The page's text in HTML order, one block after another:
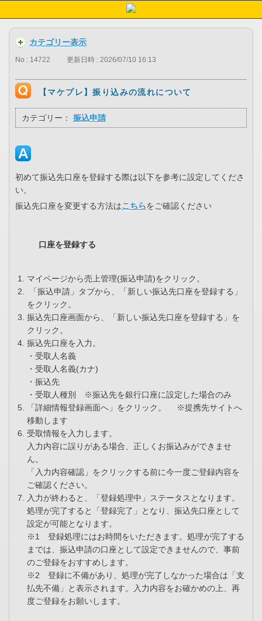
カテゴリー表示
No : 14722 更新日時 : 2026/07/10 16:13
【マケプレ】振り込みの流れについて
カテゴリー： 振込申請
初めて振込先口座を登録する際は以下を参考に設定してくださ
い。
振込先口座を変更する方法はこちらをご確認ください
口座を登録する
マイページから売上管理(振込申請)をクリック。
「振込申請」タブから、「新しい振込先口座を登録する」
をクリック。
振込先口座画面から、「新しい振込先口座を登録する」を
クリック。
振込先口座を入力。
・受取人名義
・受取人名義(カナ)
・振込先
・受取人種別 ※振込先を銀行口座に設定した場合のみ
「詳細情報登録画面へ」をクリック。 ※提携先サイトへ
移動します
受取情報を入力します。
入力内容に誤りがある場合、正しくお振込みができませ
ん。
「入力内容確認」をクリックする前に今一度ご登録内容を
ご確認ください。
入力が終わると、「登録処理中」ステータスとなります。
処理が完了すると「登録完了」となり、振込先口座として
設定が可能となります。
※1 登録処理にはお時間をいただきます。処理が完了する
までは、振込申請の口座として設定できませんので、事前
のご登録をおすすめします。
※2 登録に不備があり、処理が完了しなかった場合は「支
払先不備」と表示されます。入力内容をお確かめの上、再
度ご登録をお願いします。